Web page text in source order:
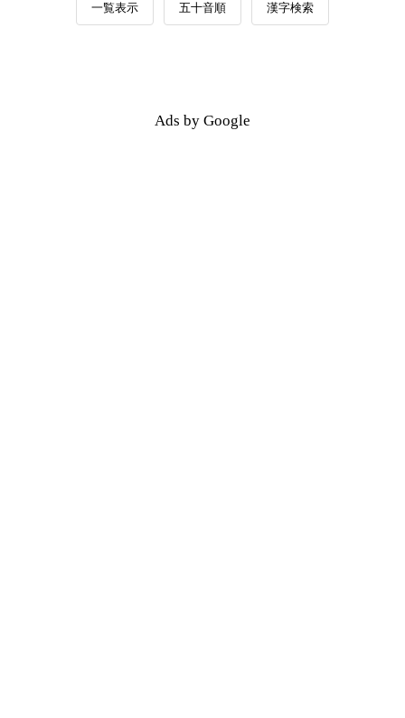
一覧表示 五十音順 漢字検索
Ads by Google